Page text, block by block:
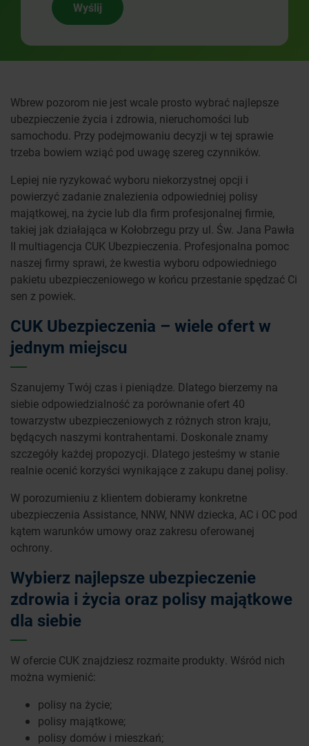
Wyślij
Wbrew pozorom nie jest wcale prosto wybrać najlepsze
ubezpieczenie życia i zdrowia, nieruchomości lub
samochodu. Przy podejmowaniu decyzji w tej sprawie
trzeba bowiem wziąć pod uwagę szereg czynników.
Lepiej nie ryzykować wyboru niekorzystnej opcji i
powierzyć zadanie znalezienia odpowiedniej polisy
majątkowej, na życie lub dla firm profesjonalnej firmie,
takiej jak działająca w Kołobrzegu przy ul. Św. Jana Pawła
II multiagencja CUK Ubezpieczenia. Profesjonalna pomoc
naszej firmy sprawi, że kwestia wyboru odpowiedniego
pakietu ubezpieczeniowego w końcu przestanie spędzać Ci
sen z powiek.
CUK Ubezpieczenia – wiele ofert w
jednym miejscu
Szanujemy Twój czas i pieniądze. Dlatego bierzemy na
siebie odpowiedzialność za porównanie ofert 40
towarzystw ubezpieczeniowych z różnych stron kraju,
będących naszymi kontrahentami. Doskonale znamy
szczegóły każdej propozycji. Dlatego jesteśmy w stanie
realnie ocenić korzyści wynikające z zakupu danej polisy.
W porozumieniu z klientem dobieramy konkretne
ubezpieczenia Assistance, NNW, NNW dziecka, AC i OC pod
kątem warunków umowy oraz zakresu oferowanej
ochrony.
Wybierz najlepsze ubezpieczenie
zdrowia i życia oraz polisy majątkowe
dla siebie
W ofercie CUK znajdziesz rozmaite produkty. Wśród nich
można wymienić:
polisy na życie;
polisy majątkowe;
polisy domów i mieszkań;